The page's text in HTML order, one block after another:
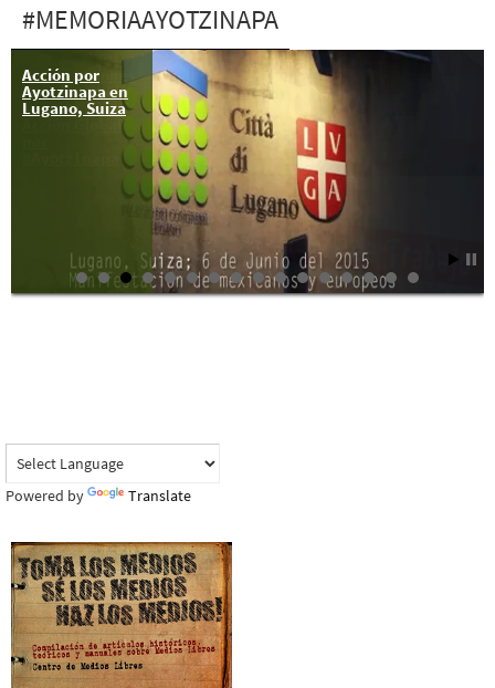
#MEMORIAAYOTZINAPA
Acción por
Ayotzinapa en
Lugano, Suiza
Organizaciones
sociales en EU
se unen a la
Acción Global
Powered by Translate